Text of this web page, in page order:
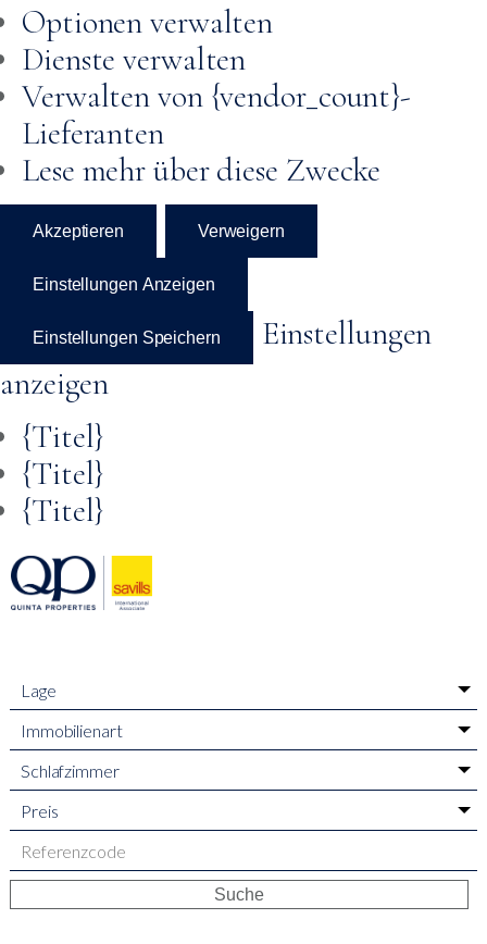
Optionen verwalten
Dienste verwalten
Verwalten von {vendor_count}-
Lieferanten
Lese mehr über diese Zwecke
Akzeptieren Verweigern
Einstellungen Anzeigen
Einstellungen Speichern
Einstellungen
anzeigen
{Titel}
{Titel}
{Titel}
Zum
springen
Lage
Immobilienart
Schlafzimmer
Preis
Suche